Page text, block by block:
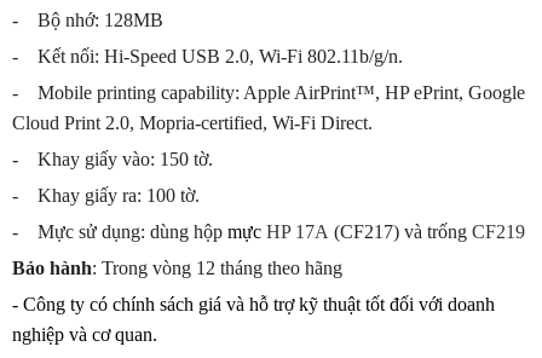
- Bộ nhớ: 128MB
- Kết nối: Hi-Speed USB 2.0, Wi-Fi 802.11b/g/n.
- Mobile printing capability: Apple AirPrint™, HP ePrint, Google
Cloud Print 2.0, Mopria-certified, Wi-Fi Direct.
- Khay giấy vào: 150 tờ.
- Khay giấy ra: 100 tờ.
- Mực sử dụng: dùng hộp mực HP 17A (CF217) và trống CF219
Bảo hành: Trong vòng 12 tháng theo hãng
- Công ty có chính sách giá và hỗ trợ kỹ thuật tốt đối với doanh
nghiệp và cơ quan.